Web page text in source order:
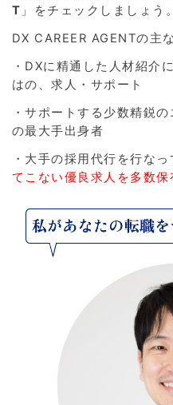
T 」をチェックしましょう。
DX CAREER AGENTの主
・DXに精通した人材紹介
はの、求人・サポート
・サポートする少数精鋭
の最大手出身者
・大手の採用代行を行なっ
てこない優良求人を多数保